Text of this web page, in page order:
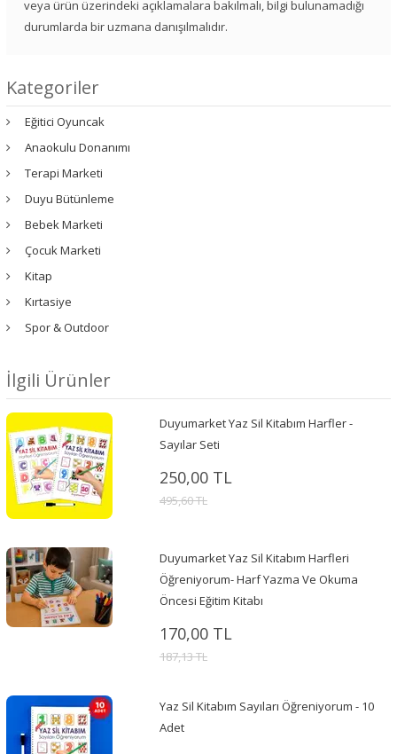
veya ürün üzerindeki açıklamalara bakılmalı, bilgi bulunamadığı
durumlarda bir uzmana danışılmalıdır.
Kategoriler
Eğitici Oyuncak
Anaokulu Donanımı
Terapi Marketi
Duyu Bütünleme
Bebek Marketi
Çocuk Marketi
Kitap
Kırtasiye
Spor & Outdoor
İlgili Ürünler
Duyumarket Yaz Sil Kitabım Harfler -
Sayılar Seti
250,00 TL
495,60 TL
Duyumarket Yaz Sil Kitabım Harfleri
Öğreniyorum- Harf Yazma Ve Okuma
Öncesi Eğitim Kitabı
170,00 TL
187,13 TL
Yaz Sil Kitabım Sayıları Öğreniyorum - 10
Adet